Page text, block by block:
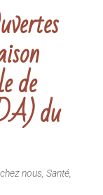
de
du
nous, Santé,